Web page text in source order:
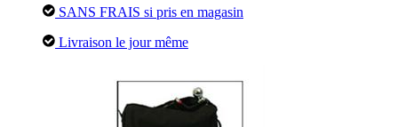
SANS FRAIS si pris en magasin
Livraison le jour même